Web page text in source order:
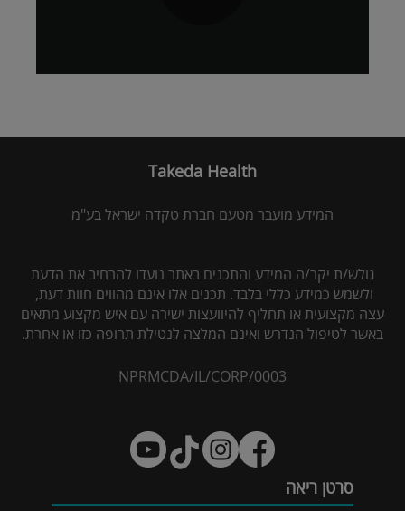
Takeda Health
המידע מועבר מטעם חברת טקדה ישראל בע"מ
גולש/ת יקר/ה המידע והתכנים באתר נועדו להרחיב את הדעת
ולשמש כמידע כללי בלבד. תכנים אלו אינם מהווים חוות דעת,
עצה מקצועית או תחליף להיוועצות ישירה עם איש מקצוע מתאים
באשר לטיפול הנדרש ואינם המלצה לנטילת תרופה כזו או אחרת.
NPRMCDA/IL/CORP/0003
סרטן ריאה